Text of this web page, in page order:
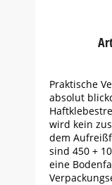
Praktische
absolut
wird kein
dem
sind 450 +
eine